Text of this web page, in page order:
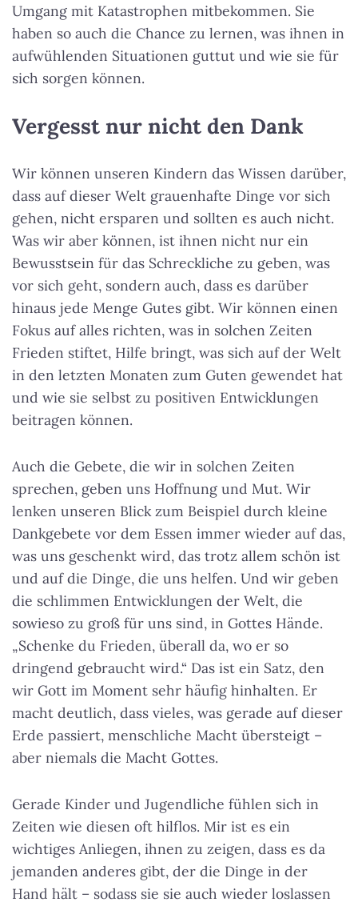
Umgang mit Katastrophen mitbekommen. Sie
haben so auch die Chance zu lernen, was ihnen in
aufwühlenden Situationen guttut und wie sie für
sich sorgen können.
Vergesst nur nicht den Dank
Wir können unseren Kindern das Wissen darüber,
dass auf dieser Welt grauenhafte Dinge vor sich
gehen, nicht ersparen und sollten es auch nicht.
Was wir aber können, ist ihnen nicht nur ein
Bewusstsein für das Schreckliche zu geben, was
vor sich geht, sondern auch, dass es darüber
hinaus jede Menge Gutes gibt. Wir können einen
Fokus auf alles richten, was in solchen Zeiten
Frieden stiftet, Hilfe bringt, was sich auf der Welt
in den letzten Monaten zum Guten gewendet hat
und wie sie selbst zu positiven Entwicklungen
beitragen können.
Auch die Gebete, die wir in solchen Zeiten
sprechen, geben uns Hoffnung und Mut. Wir
lenken unseren Blick zum Beispiel durch kleine
Dankgebete vor dem Essen immer wieder auf das,
was uns geschenkt wird, das trotz allem schön ist
und auf die Dinge, die uns helfen. Und wir geben
die schlimmen Entwicklungen der Welt, die
sowieso zu groß für uns sind, in Gottes Hände.
„Schenke du Frieden, überall da, wo er so
dringend gebraucht wird.“ Das ist ein Satz, den
wir Gott im Moment sehr häufig hinhalten. Er
macht deutlich, dass vieles, was gerade auf dieser
Erde passiert, menschliche Macht übersteigt –
aber niemals die Macht Gottes.
Gerade Kinder und Jugendliche fühlen sich in
Zeiten wie diesen oft hilflos. Mir ist es ein
wichtiges Anliegen, ihnen zu zeigen, dass es da
jemanden anderes gibt, der die Dinge in der
Hand hält – sodass sie sie auch wieder loslassen